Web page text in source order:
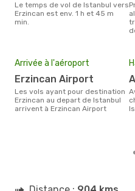
Le temps de vol de Istanbul vers
Erzincan est env. 1 h et 45 m
min.
Prix le moins cher pour un billet
Arrivée à l'aéroport
Erzincan Airport
Les vols ayant pour destination
Erzincan au depart de Istanbul
arrivent à Erzincan Airport
avril est la période la plus